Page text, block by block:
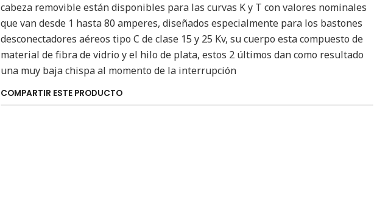
cabeza removible están disponibles para las curvas K y T con valores nominales
que van desde 1 hasta 80 amperes, diseñados especialmente para los bastones
desconectadores aéreos tipo C de clase 15 y 25 Kv, su cuerpo esta compuesto de
material de fibra de vidrio y el hilo de plata, estos 2 últimos dan como resultado
una muy baja chispa al momento de la interrupción
COMPARTIR ESTE PRODUCTO